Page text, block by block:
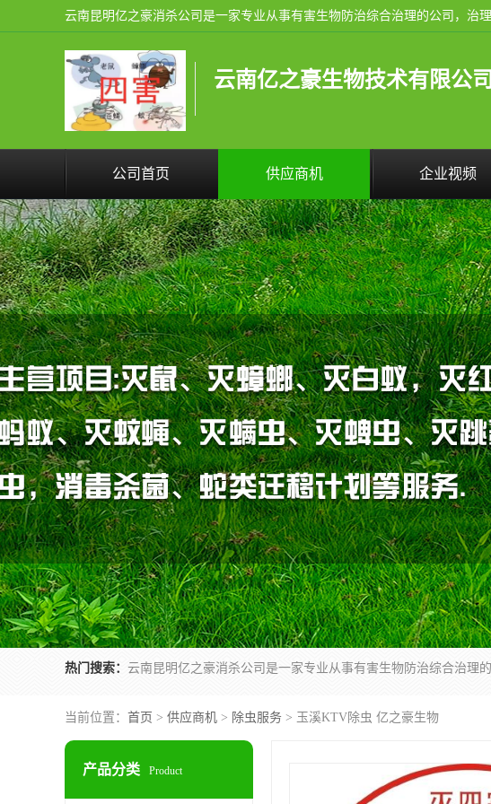
云南亿之豪生物技术有限公司
公司首页 供应商机 企业视频
热门搜索：
当前位置： 首页 > 供应商机 > 除虫服务 > 玉溪KTV除虫 亿之豪生物
产品分类 Product